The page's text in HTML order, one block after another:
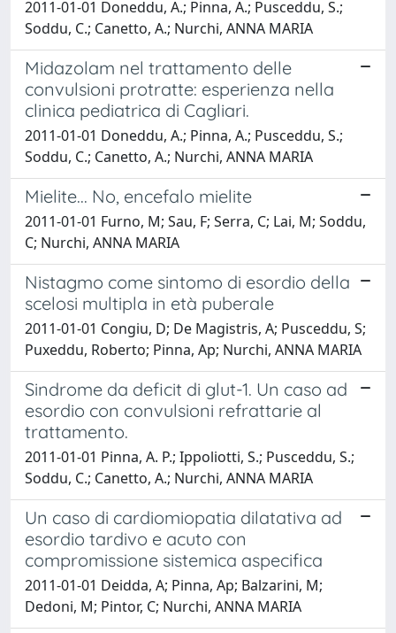
2011-01-01 Doneddu, A.; Pinna, A.; Pusceddu, S.;
Soddu, C.; Canetto, A.; Nurchi, ANNA MARIA
Midazolam nel trattamento delle
convulsioni protratte: esperienza nella
clinica pediatrica di Cagliari.
2011-01-01 Doneddu, A.; Pinna, A.; Pusceddu, S.;
Soddu, C.; Canetto, A.; Nurchi, ANNA MARIA
Mielite... No, encefalo mielite
2011-01-01 Furno, M; Sau, F; Serra, C; Lai, M; Soddu,
C; Nurchi, ANNA MARIA
Nistagmo come sintomo di esordio della
scelosi multipla in età puberale
2011-01-01 Congiu, D; De Magistris, A; Pusceddu, S;
Puxeddu, Roberto; Pinna, Ap; Nurchi, ANNA MARIA
Sindrome da deficit di glut-1. Un caso ad
esordio con convulsioni refrattarie al
trattamento.
2011-01-01 Pinna, A. P.; Ippoliotti, S.; Pusceddu, S.;
Soddu, C.; Canetto, A.; Nurchi, ANNA MARIA
Un caso di cardiomiopatia dilatativa ad
esordio tardivo e acuto con
compromissione sistemica aspecifica
2011-01-01 Deidda, A; Pinna, Ap; Balzarini, M;
Dedoni, M; Pintor, C; Nurchi, ANNA MARIA